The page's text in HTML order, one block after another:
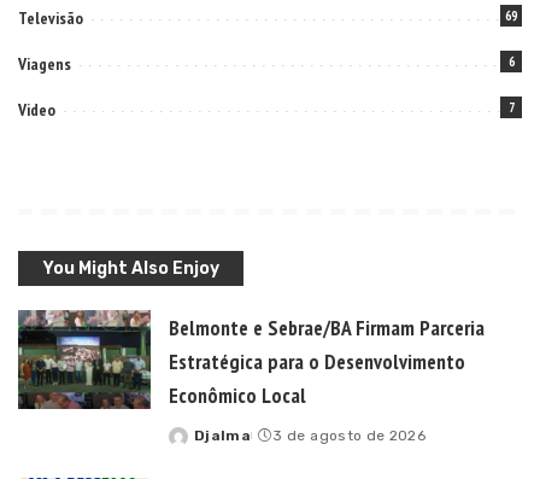
Televisão 69
Viagens 6
Video 7
You Might Also Enjoy
Belmonte e Sebrae/BA Firmam Parceria
Estratégica para o Desenvolvimento
Econômico Local
Posted
Djalma 3 de agosto de 2026